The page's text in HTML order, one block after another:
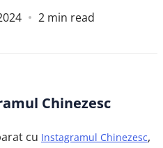
2min read
Chinezesc
cu Instagramul Chinezesc,